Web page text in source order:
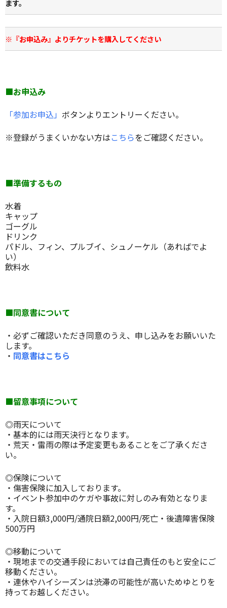
ます。
※『お申込み』よりチケットを購入してください
■お申込み
「参加お申込」 ボタンよりエントリーください。
※登録がうまくいかない方はこちらをご確認ください。
■準備するもの
水着
キャップ
ゴーグル
ドリンク
パドル、フィン、プルブイ、シュノーケル（あればでよ
い）
飲料水
■同意書について
・必ずご確認いただき同意のうえ、申し込みをお願いいた
します。
・ 同意書はこちら
■留意事項について
◎雨天について
・基本的には雨天決行となります。
・荒天・雷雨の際は予定変更もあることをご了承くださ
い。
◎保険について
・傷害保険に加入しております。
・イベント参加中のケガや事故に対しのみ有効となりま
す。
・入院日額3,000円/通院日額2,000円/死亡・後遺障害保険
500万円
◎移動について
・現地までの交通手段においては自己責任のもと安全にご
移動ください。
・連休やハイシーズンは渋滞の可能性が高いためゆとりを
持ってお越しください。